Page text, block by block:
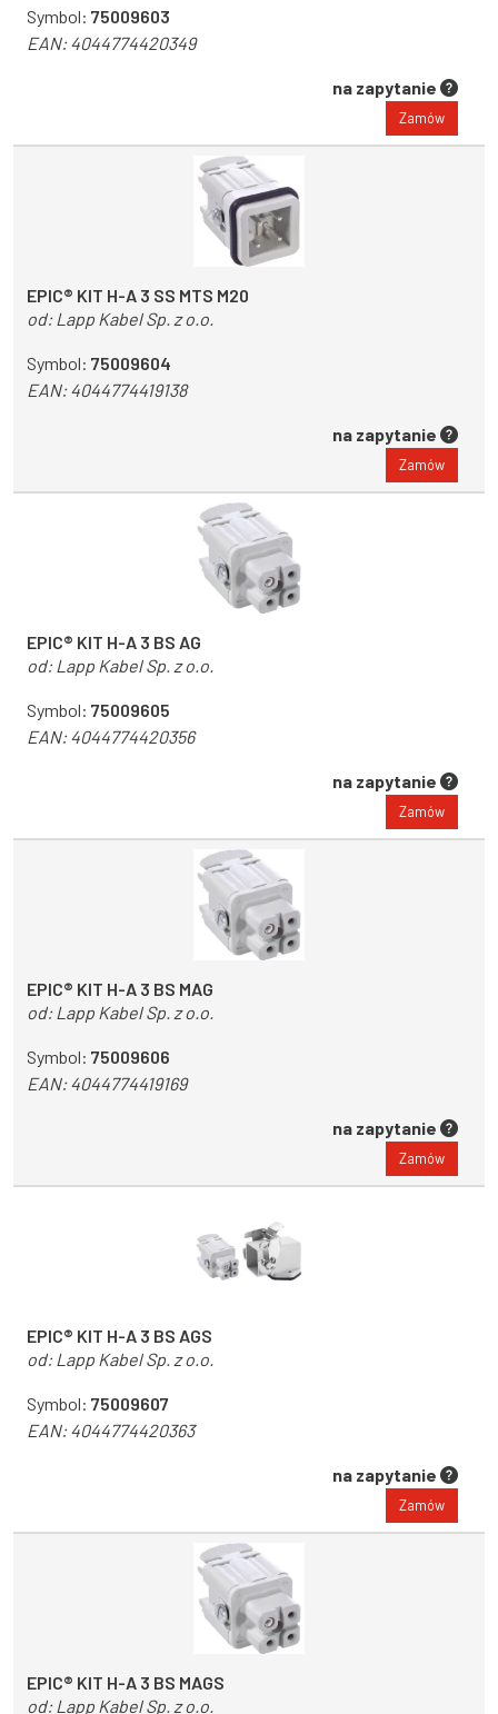
Symbol: 75009603
EAN:4044774420349
na zapytanie
Zamów
EPIC® KIT H-A 3 SS MTS M20
od: Lapp Kabel Sp. z o.o.
Symbol: 75009604
EAN:4044774419138
na zapytanie
Zamów
EPIC® KIT H-A 3 BS AG
od: Lapp Kabel Sp. z o.o.
Symbol: 75009605
EAN:4044774420356
na zapytanie
Zamów
EPIC® KIT H-A 3 BS MAG
od: Lapp Kabel Sp. z o.o.
Symbol: 75009606
EAN:4044774419169
na zapytanie
Zamów
EPIC® KIT H-A 3 BS AGS
od: Lapp Kabel Sp. z o.o.
Symbol: 75009607
EAN:4044774420363
na zapytanie
Zamów
EPIC® KIT H-A 3 BS MAGS
od: Lapp Kabel Sp. z o.o.